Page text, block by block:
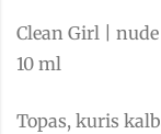
Clean Girl |
10 ml
Topas, kuris